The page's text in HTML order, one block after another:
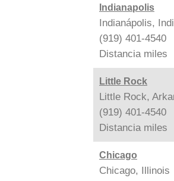
Indianapolis
Indianápolis,
(919) 401-4540
Distancia miles
Little Rock
Little Rock,
(919) 401-4540
Distancia miles
Chicago
Chicago, Illinois